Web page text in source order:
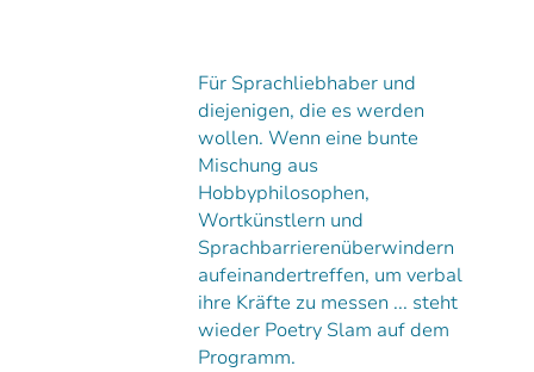
Für Sprachliebhaber und
diejenigen, die es werden
wollen. Wenn eine bunte
Mischung aus
Hobbyphilosophen,
Wortkünstlern und
Sprachbarrierenüberwindern
aufeinandertreffen, um verbal
ihre Kräfte zu messen ... steht
wieder Poetry Slam auf dem
Programm.